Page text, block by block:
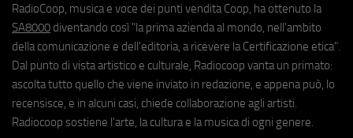
RadioCoop, musica e voce dei punti vendita Coop, ha ottenuto la
SA8000 diventando così "la prima azienda al mondo, nell'ambito
della comunicazione e dell'editoria, a ricevere la Certificazione etica".
Dal punto di vista artistico e culturale, Radiocoop vanta un primato:
ascolta tutto quello che viene inviato in redazione, e appena può, lo
recensisce, e in alcuni casi, chiede collaborazione agli artisti.
Radiocoop sostiene l'arte, la cultura e la musica di ogni genere.